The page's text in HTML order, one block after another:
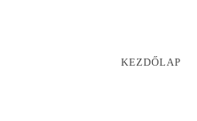
KEZDŐLAP